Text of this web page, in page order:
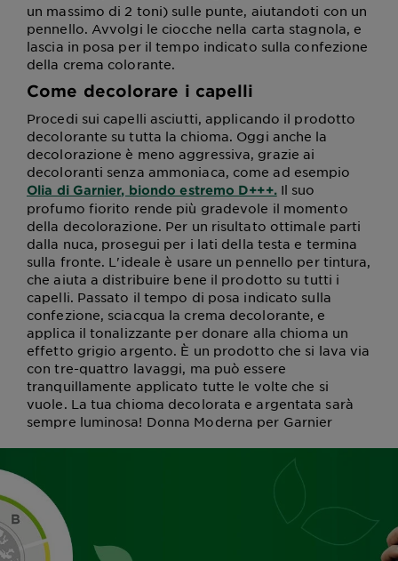
un massimo di 2 toni) sulle punte, aiutandoti con un
pennello. Avvolgi le ciocche nella carta stagnola, e
lascia in posa per il tempo indicato sulla confezione
della crema colorante.
Come decolorare i capelli
Procedi sui capelli asciutti, applicando il prodotto
decolorante su tutta la chioma. Oggi anche la
decolorazione è meno aggressiva, grazie ai
decoloranti senza ammoniaca, come ad esempio
Olia di Garnier, biondo estremo D+++.Il suo
profumo fiorito rende più gradevole il momento
della decolorazione. Per un risultato ottimale parti
dalla nuca, prosegui per i lati della testa e termina
sulla fronte. L'ideale è usare un pennello per tintura,
che aiuta a distribuire bene il prodotto su tutti i
capelli. Passato il tempo di posa indicato sulla
confezione, sciacqua la crema decolorante, e
applica il tonalizzante per donare alla chioma un
effetto grigio argento. È un prodotto che si lava via
con tre-quattro lavaggi, ma può essere
tranquillamente applicato tutte le volte che si
vuole. La tua chioma decolorata e argentata sarà
sempre luminosa! Donna Moderna per Garnier